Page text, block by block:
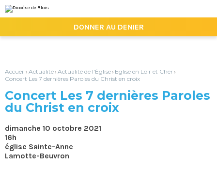
au
contenu.
la
personnels
DONNER AU DENIER
Accueil › Actualité› Actualité de l'Église› Eglise en Loir et Cher›
Concert Les 7 dernières Paroles du Christ en croix
Concert Les 7 dernières Paroles
du Christ en croix
dimanche 10 octobre 2021
16h
église Sainte-Anne
Lamotte-Beuvron